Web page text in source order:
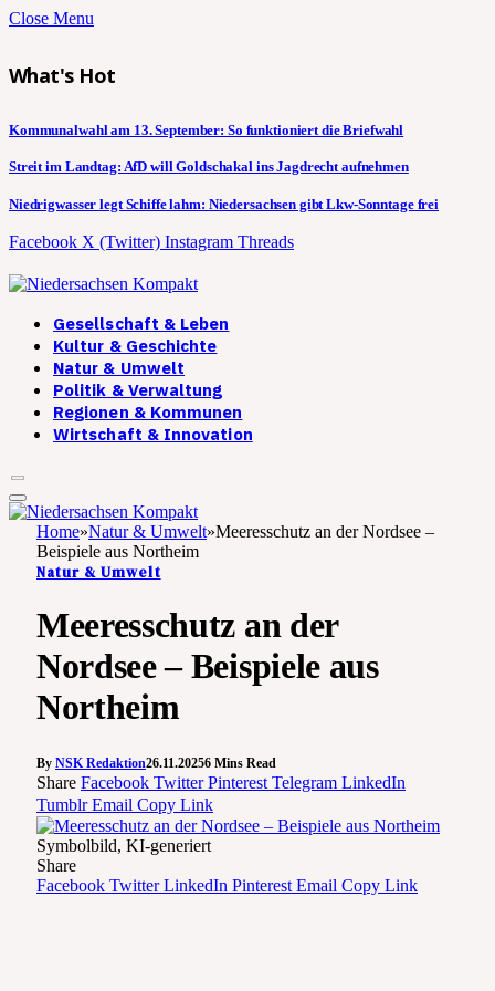
Close Menu
What's Hot
Kommunalwahl am 13. September: So funktioniert die Briefwahl
Streit im Landtag: AfD will Goldschakal ins Jagdrecht aufnehmen
Niedrigwasser legt Schiffe lahm: Niedersachsen gibt Lkw-Sonntage frei
Facebook X (Twitter) Instagram Threads
Gesellschaft & Leben
Kultur & Geschichte
Natur & Umwelt
Politik & Verwaltung
Regionen & Kommunen
Wirtschaft & Innovation
Home»Natur & Umwelt»Meeresschutz an der Nordsee –
Beispiele aus Northeim
Natur & Umwelt
Meeresschutz an der
Nordsee – Beispiele aus
Northeim
By NSK Redaktion26.11.20256 Mins Read
Share Facebook Twitter Pinterest Telegram LinkedIn
Tumblr Email Copy Link
Symbolbild, KI-generiert
Share
Facebook Twitter LinkedIn Pinterest Email Copy Link